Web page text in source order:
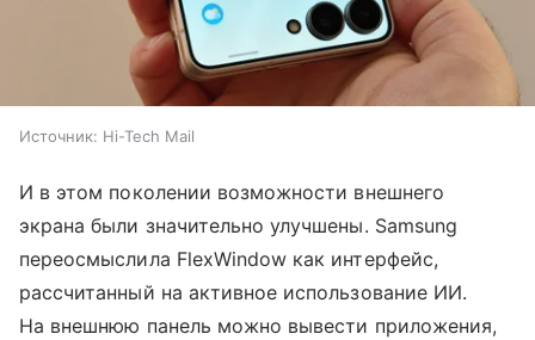
Источник: Hi-Tech Mail
И в этом поколении возможности внешнего
экрана были значительно улучшены. Samsung
переосмыслила FlexWindow как интерфейс,
рассчитанный на активное использование ИИ.
На внешнюю панель можно вывести приложения,